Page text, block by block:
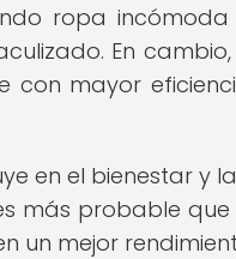
ropa
En
con mayor
en el bienestar y
más probable
un mejor